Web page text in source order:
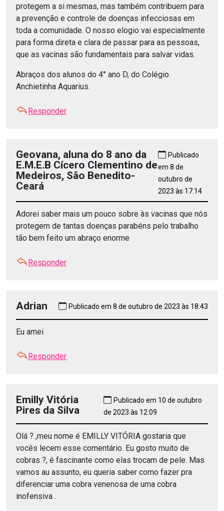
protegem a si mesmas, mas também contribuem para
a prevenção e controle de doenças infecciosas em
toda a comunidade. O nosso elogio vai especialmente
para forma direta e clara de passar para as pessoas,
que as vacinas são fundamentais para salvar vidas.
Abraços dos alunos do 4° ano D, do Colégio
Anchietinha Aquarius.
Responder
Geovana, aluna do 8 ano da
E.M.E.B Cícero Clementino de
Medeiros, São Benedito-
Ceará
Publicado
em 8 de
outubro de
2023 às 17:14
Adorei saber mais um pouco sobre às vacinas que nós
protegem de tantas doenças parabéns pelo trabalho
tão bem feito um abraço enorme
Responder
Adrian Publicado em 8 de outubro de 2023 às 18:43
Eu amei
Responder
Emilly Vitória
Pires da Silva
Publicado em 10 de outubro
de 2023 às 12:09
Olá ? ,meu nome é EMILLY VITÓRIA gostaria que
vocês lecem esse comentário. Eu gosto muito de
cobras ?, é fascinante como elas trocam de pele. Mas
vamos au assunto, eu queria saber como fazer pra
diferenciar uma cobra venenosa de uma cobra
inofensiva .